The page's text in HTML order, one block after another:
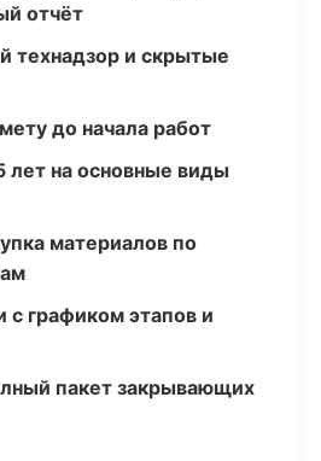
отчёт
технадзор и скрытые
до начала работ
лет на основные виды
материалов по
с графиком этапов и
пакет закрывающих